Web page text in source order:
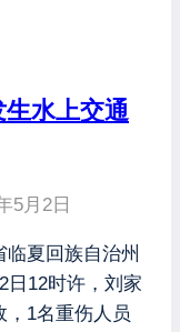
水上交通
5月2日
夏回族自治州
日12时许，刘家
1名重伤人员